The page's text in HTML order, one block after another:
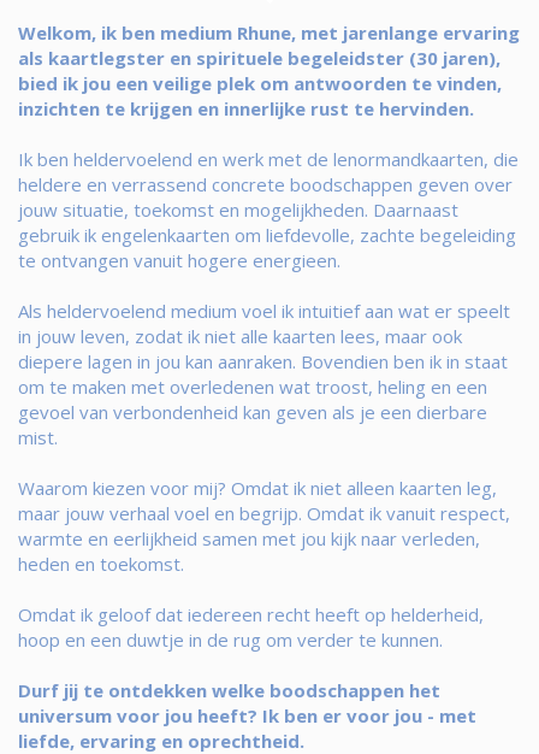
Welkom, ik ben medium Rhune, met jarenlange ervaring
als kaartlegster en spirituele begeleidster (30 jaren),
bied ik jou een veilige plek om antwoorden te vinden,
inzichten te krijgen en innerlijke rust te hervinden.
Ik ben heldervoelend en werk met de lenormandkaarten, die
heldere en verrassend concrete boodschappen geven over
jouw situatie, toekomst en mogelijkheden. Daarnaast
gebruik ik engelenkaarten om liefdevolle, zachte begeleiding
te ontvangen vanuit hogere energieen.
Als heldervoelend medium voel ik intuitief aan wat er speelt
in jouw leven, zodat ik niet alle kaarten lees, maar ook
diepere lagen in jou kan aanraken. Bovendien ben ik in staat
om te maken met overledenen wat troost, heling en een
gevoel van verbondenheid kan geven als je een dierbare
mist.
Waarom kiezen voor mij? Omdat ik niet alleen kaarten leg,
maar jouw verhaal voel en begrijp. Omdat ik vanuit respect,
warmte en eerlijkheid samen met jou kijk naar verleden,
heden en toekomst.
Omdat ik geloof dat iedereen recht heeft op helderheid,
hoop en een duwtje in de rug om verder te kunnen.
Durf jij te ontdekken welke boodschappen het
universum voor jou heeft? Ik ben er voor jou - met
liefde, ervaring en oprechtheid.